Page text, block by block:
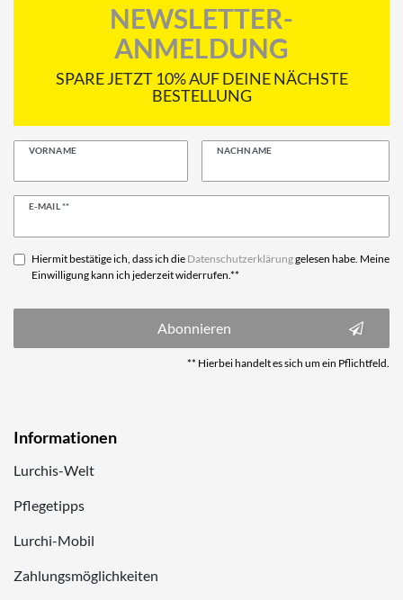
NEWSLETTER-
ANMELDUNG
SPARE JETZT 10% AUF DEINE NÄCHSTE
BESTELLUNG
VORNAME NACHNAME
E-MAIL **
Newsletter
Hiermit bestätige ich, dass ich die Daten­schutz­erklärunggelesen habe. Meine
Einwilligung kann ich jederzeit widerrufen.**
Abonnieren
** Hierbei handelt es sich um ein Pflichtfeld.
Informationen
Lurchis-Welt
Pflegetipps
Lurchi-Mobil
Zahlungsmöglichkeiten